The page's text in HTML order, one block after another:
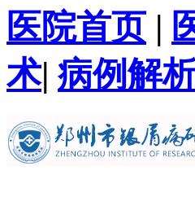
医院首页|
术| 病例解